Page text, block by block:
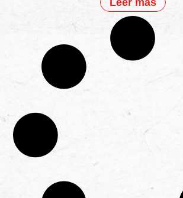
Leer más